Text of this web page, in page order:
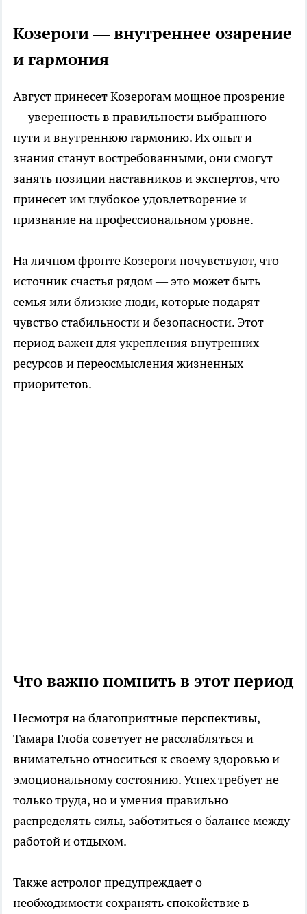
Козероги — внутреннее озарение
и гармония
Август принесет Козерогам мощное прозрение
— уверенность в правильности выбранного
пути и внутреннюю гармонию. Их опыт и
знания станут востребованными, они смогут
занять позиции наставников и экспертов, что
принесет им глубокое удовлетворение и
признание на профессиональном уровне.
На личном фронте Козероги почувствуют, что
источник счастья рядом — это может быть
семья или близкие люди, которые подарят
чувство стабильности и безопасности. Этот
период важен для укрепления внутренних
ресурсов и переосмысления жизненных
приоритетов.
Что важно помнить в этот период
Несмотря на благоприятные перспективы,
Тамара Глоба советует не расслабляться и
внимательно относиться к своему здоровью и
эмоциональному состоянию. Успех требует не
только труда, но и умения правильно
распределять силы, заботиться о балансе между
работой и отдыхом.
Также астролог предупреждает о
необходимости сохранять спокойствие в